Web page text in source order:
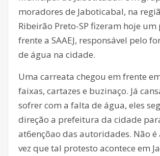
moradores de Jaboticabal, na
Ribeirão Preto-SP fizeram hoje
frente a SAAEJ, responsável pelo
de água na cidade.
Uma carreata chegou em frente
faixas, cartazes e buzinaço. Já
sofrer com a falta de água, eles
direção a prefeitura da cidade
at6ençõao das autoridades. Não
vez que tal protesto acontece em